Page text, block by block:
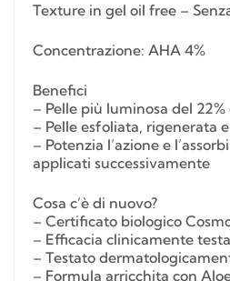
Texture in gel oil free –
Concentrazione: AHA 4%
Benefici
– Pelle più luminosa del
– Pelle esfoliata, rigenerata
– Potenzia l’azione e
applicati successivamente
Cosa c’è di nuovo?
– Certificato biologico
– Efficacia clinicamente
– Testato
– Formula arricchita con